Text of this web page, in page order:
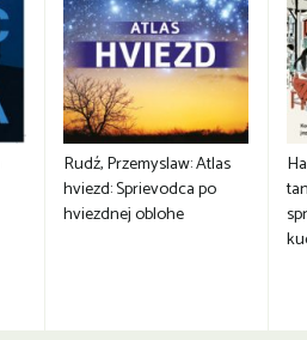
Rudź, Przemyslaw: Atlas
hviezd: Sprievodca po
hviezdnej oblohe